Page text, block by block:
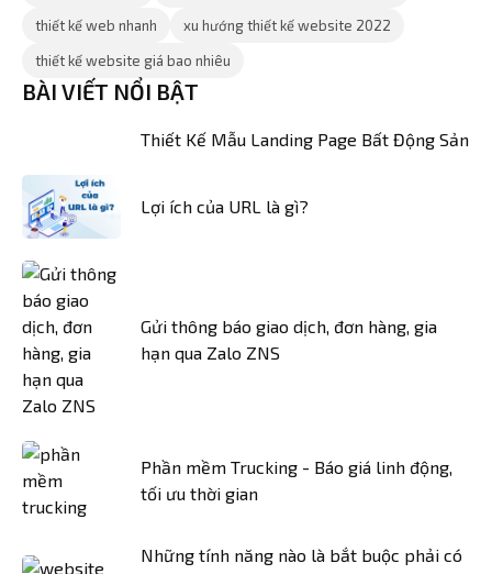
thiết kế web nhanh
xu hướng thiết kế website 2022
thiết kế website giá bao nhiêu
BÀI VIẾT NỔI BẬT
Thiết Kế Mẫu Landing Page Bất Động Sản
Lợi ích của URL là gì?
Gửi thông báo giao dịch, đơn hàng, gia
hạn qua Zalo ZNS
Phần mềm Trucking - Báo giá linh động,
tối ưu thời gian
Những tính năng nào là bắt buộc phải có